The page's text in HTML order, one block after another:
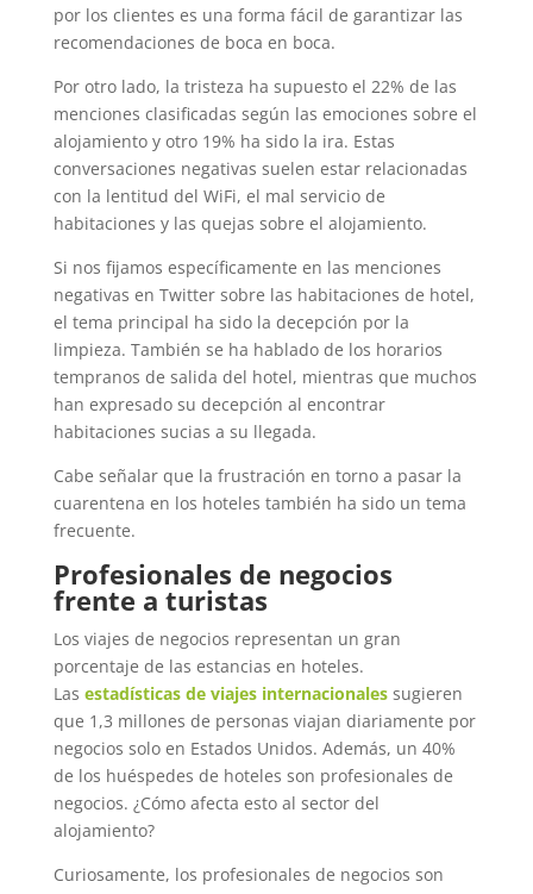
por los clientes es una forma fácil de garantizar las
recomendaciones de boca en boca.
Por otro lado, la tristeza ha supuesto el 22% de las
menciones clasificadas según las emociones sobre el
alojamiento y otro 19% ha sido la ira. Estas
conversaciones negativas suelen estar relacionadas
con la lentitud del WiFi, el mal servicio de
habitaciones y las quejas sobre el alojamiento.
Si nos fijamos específicamente en las menciones
negativas en Twitter sobre las habitaciones de hotel,
el tema principal ha sido la decepción por la
limpieza. También se ha hablado de los horarios
tempranos de salida del hotel, mientras que muchos
han expresado su decepción al encontrar
habitaciones sucias a su llegada.
Cabe señalar que la frustración en torno a pasar la
cuarentena en los hoteles también ha sido un tema
frecuente.
Profesionales de negocios
frente a turistas
Los viajes de negocios representan un gran
porcentaje de las estancias en hoteles.
Las estadísticas de viajes internacionalessugieren
que 1,3 millones de personas viajan diariamente por
negocios solo en Estados Unidos. Además, un 40%
de los huéspedes de hoteles son profesionales de
negocios. ¿Cómo afecta esto al sector del
alojamiento?
Curiosamente, los profesionales de negocios son